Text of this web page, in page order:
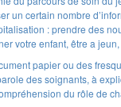
un certain nombre
: prendre des
votre enfant, être a
papier ou des
des soignants, à
du rôle de